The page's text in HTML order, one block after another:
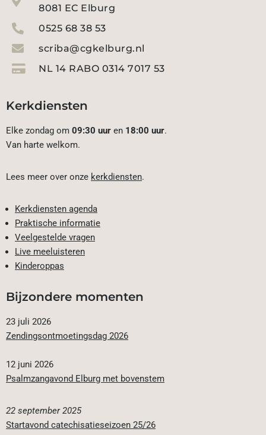
8081 EC Elburg
0525 68 38 53
scriba@cgkelburg.nl
NL 14 RABO 0314 7017 53
Kerkdiensten
Elke zondag om 09:30 uur en 18:00 uur.
Van harte welkom.
Lees meer over onze kerkdiensten.
Kerkdiensten agenda
Praktische informatie
Veelgestelde vragen
Live meeluisteren
Kinderoppas
Bijzondere momenten
23 juli 2026
Zendingsontmoetingsdag 2026
12 juni 2026
Psalmzangavond Elburg met bovenstem
22 september 2025
Startavond catechisatieseizoen 25/26